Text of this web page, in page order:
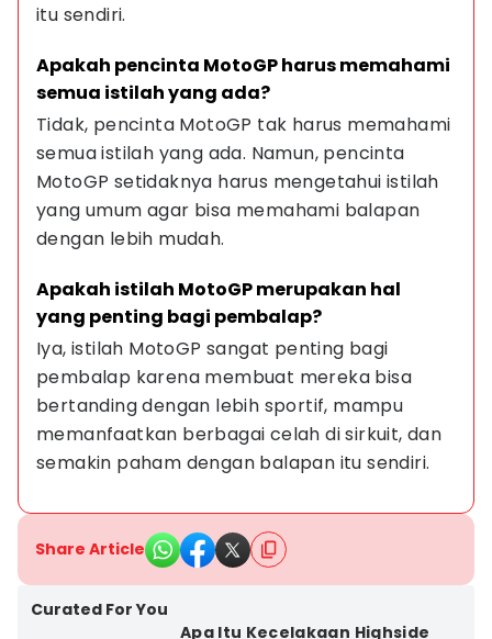
itu sendiri.
Apakah pencinta MotoGP harus memahami
semua istilah yang ada?
Tidak, pencinta MotoGP tak harus memahami
semua istilah yang ada. Namun, pencinta
MotoGP setidaknya harus mengetahui istilah
yang umum agar bisa memahami balapan
dengan lebih mudah.
Apakah istilah MotoGP merupakan hal
yang penting bagi pembalap?
Iya, istilah MotoGP sangat penting bagi
pembalap karena membuat mereka bisa
bertanding dengan lebih sportif, mampu
memanfaatkan berbagai celah di sirkuit, dan
semakin paham dengan balapan itu sendiri.
Share Article
Curated For You
Apa Itu Kecelakaan Highside